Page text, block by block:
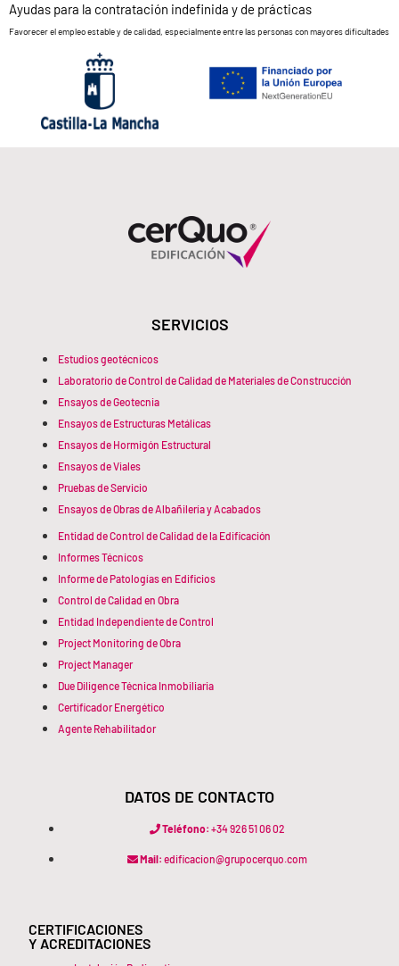
Ayudas para la contratación indefinida y de prácticas
Favorecer el empleo estable y de calidad, especialmente entre las personas con mayores dificultades
SERVICIOS
Estudios geotécnicos
Laboratorio de Control de Calidad de Materiales de Construcción
Ensayos de Geotecnia
Ensayos de Estructuras Metálicas
Ensayos de Hormigón Estructural
Ensayos de Viales
Pruebas de Servicio
Ensayos de Obras de Albañilería y Acabados
Entidad de Control de Calidad de la Edificación
Informes Técnicos
Informe de Patologías en Edificios
Control de Calidad en Obra
Entidad Independiente de Control
Project Monitoring de Obra
Project Manager
Due Diligence Técnica Inmobiliaria
Certificador Energético
Agente Rehabilitador
DATOS DE CONTACTO
Teléfono: +34 926 51 06 02
Mail: edificacion@grupocerquo.com
CERTIFICACIONES
Y ACREDITACIONES